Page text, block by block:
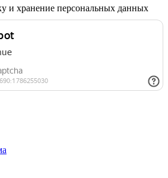
и хранение персональных данных